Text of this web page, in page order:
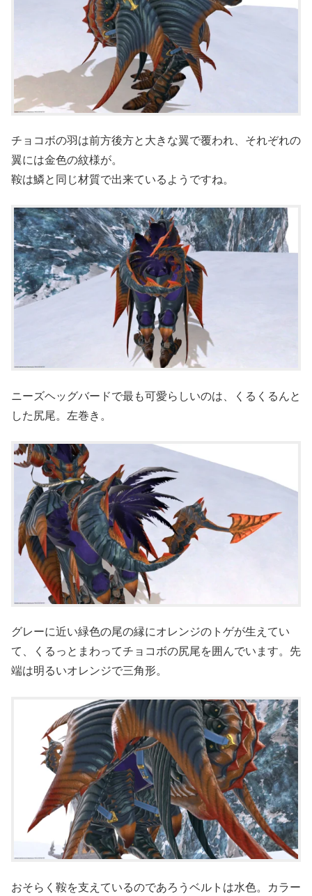
チョコボの羽は前方後方と大きな翼で覆われ、それぞれの
翼には金色の紋様が。
鞍は鱗と同じ材質で出来ているようですね。
ニーズヘッグバードで最も可愛らしいのは、くるくるんと
した尻尾。左巻き。
グレーに近い緑色の尾の縁にオレンジのトゲが生えてい
て、くるっとまわってチョコボの尻尾を囲んでいます。先
端は明るいオレンジで三角形。
おそらく鞍を支えているのであろうベルトは水色。カラー